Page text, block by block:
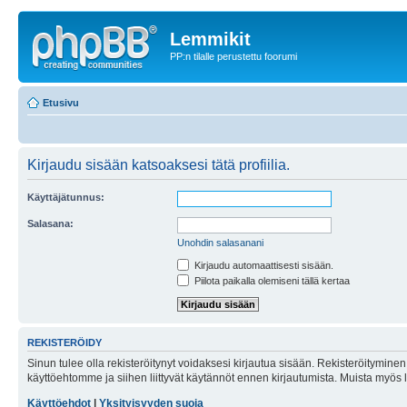
Lemmikit
PP:n tilalle perustettu foorumi
Etusivu
Kirjaudu sisään katsoaksesi tätä profiilia.
Käyttäjätunnus:
Salasana:
Unohdin salasanani
Kirjaudu automaattisesti sisään.
Piilota paikalla olemiseni tällä kertaa
REKISTERÖIDY
Sinun tulee olla rekisteröitynyt voidaksesi kirjautua sisään.
käyttöehtomme ja siihen liittyvät käytännöt ennen kirjautumista. Muista
Käyttöehdot
Yksityisyyden suoja